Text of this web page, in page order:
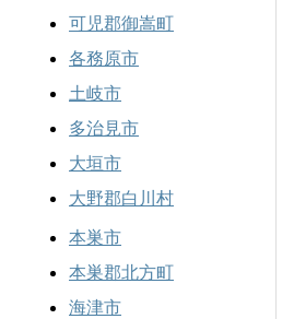
可児郡御嵩町
各務原市
土岐市
多治見市
大垣市
大野郡白川村
本巣市
本巣郡北方町
海津市